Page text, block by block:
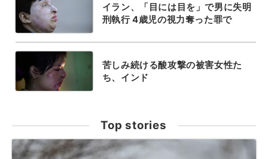
イラン、「目には目を」で男に失明
刑執行 4歳児の視力奪った罪で
苦しみ続ける酸攻撃の被害女性た
ち、インド
Top stories